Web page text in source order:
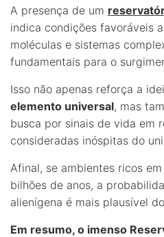
A presença de um
indica condições favoráveis
moléculas e sistemas
fundamentais para o
Isso não apenas reforça a
elemento universal, mas
busca por sinais de vida em
consideradas inóspitas do
Afinal, se ambientes ricos
bilhões de anos, a
alienígena é mais plausível
Em resumo, o imenso